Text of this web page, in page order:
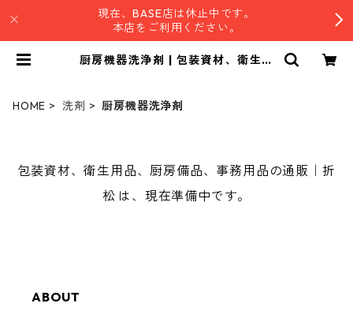
現在、BASE店は休止中です。
本店をご利用ください。
厨房機器洗浄剤 | 包装資材、衛生用
HOME
洗剤 厨房機器洗浄剤
包装資材、衛生用品、厨房備品、事務用品の通販｜折
松 は、現在準備中です。
ABOUT